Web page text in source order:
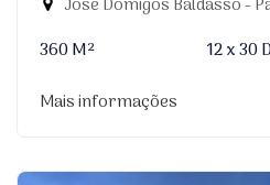
Jose Domigos Baldasso -
360 M²
12 x 30
Mais informações